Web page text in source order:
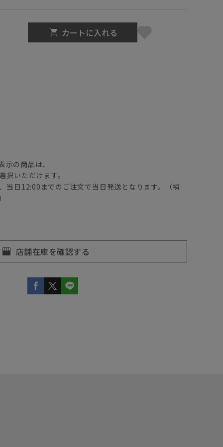
カートに入れる
示の商品は、
択いただけます。
当日12:00までのご注文で当日発送となります。（補